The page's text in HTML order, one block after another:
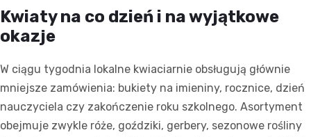
Kwiaty na co dzień i na wyjątkowe
okazje
W ciągu tygodnia lokalne kwiaciarnie obsługują głównie
mniejsze zamówienia: bukiety na imieniny, rocznice, dzień
nauczyciela czy zakończenie roku szkolnego. Asortyment
obejmuje zwykle róże, goździki, gerbery, sezonowe rośliny